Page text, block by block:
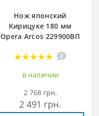
Нож японский
Кирицуке 180 мм
Opera Arcos 229900ВП
2
в наличии
2 768 грн.
2 491 грн.